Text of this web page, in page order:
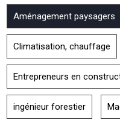
Aménagement paysagers
Climatisation, chauffage
Entrepreneurs en
ingénieur forestier